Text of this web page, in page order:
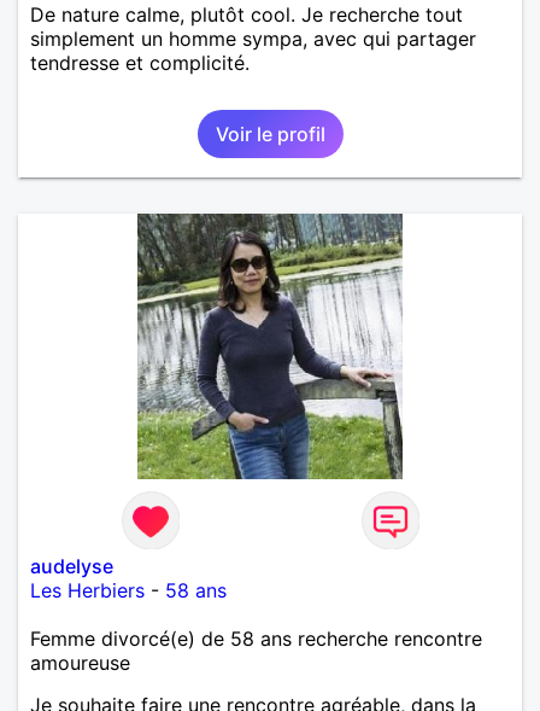
De nature calme, plutôt cool. Je recherche tout
simplement un homme sympa, avec qui partager
tendresse et complicité.
Voir le profil
audelyse
Les Herbiers - 58 ans
Femme divorcé(e) de 58 ans recherche rencontre
amoureuse
Je souhaite faire une rencontre agréable, dans la